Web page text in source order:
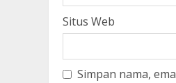
Situs Web
Simpan nama,